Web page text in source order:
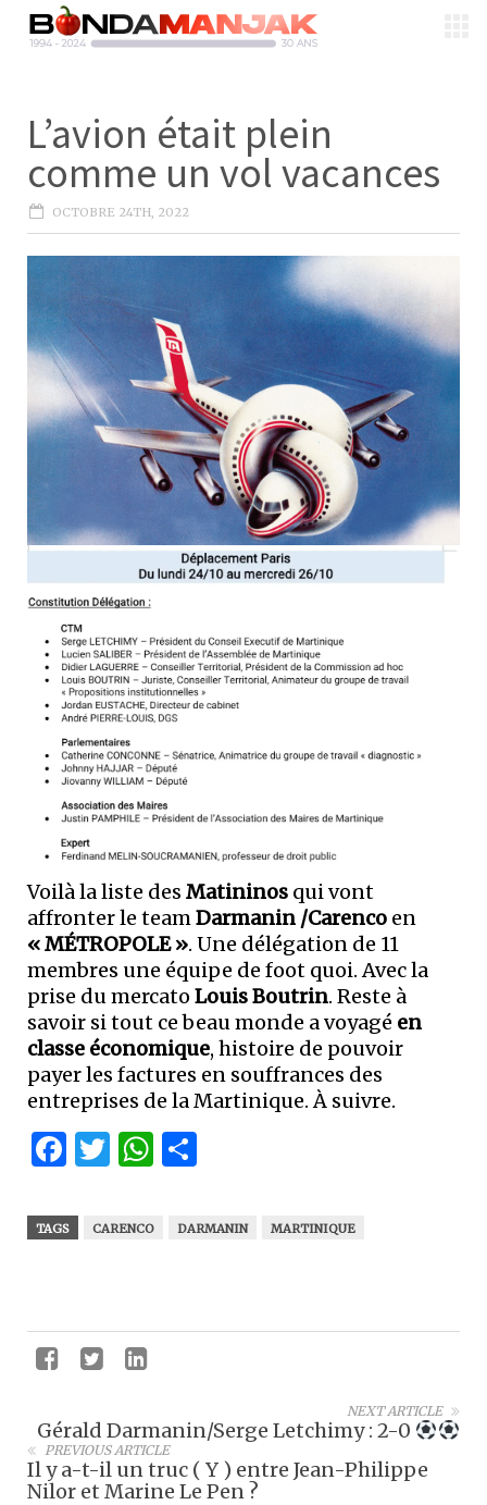
L’avion était plein
comme un vol vacances
OCTOBRE 24TH, 2022
Voilà la liste des Matininos qui vont
affronter le team Darmanin /Carenco en
« MÉTROPOLE ». Une délégation de 11
membres une équipe de foot quoi. Avec la
prise du mercato Louis Boutrin. Reste à
savoir si tout ce beau monde a voyagé en
classe économique, histoire de pouvoir
payer les factures en souffrances des
entreprises de la Martinique. À suivre.
Facebook
Twitter
WhatsApp
TAGS CARENCO DARMANIN MARTINIQUE
NEXT ARTICLE
Gérald Darmanin/Serge Letchimy : 2-0
PREVIOUS ARTICLE
Il y a-t-il un truc ( Y ) entre Jean-Philippe
Nilor et Marine Le Pen ?